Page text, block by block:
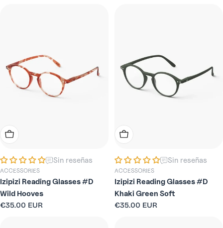
Elige Opciones
Sin reseñas
ACCESSORIES
Izipizi Reading Glasses #D
Wild Hooves
Precio
€35.00 EUR
Elige Opciones
Sin reseñas
ACCESSORIES
Izipizi Reading Glasses #D
Khaki Green Soft
Precio
€35.00 EUR